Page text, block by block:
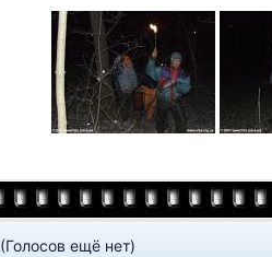
(Голосов ещё нет)